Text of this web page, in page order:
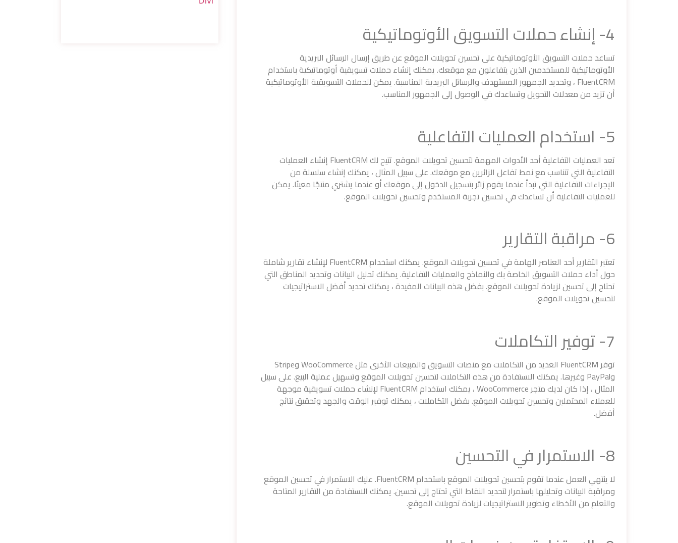
4- إنشاء حملات التسويق الأوتوماتيكية
تساعد حملات التسويق الأوتوماتيكية على تحسين تحويلات الموقع عن طريق إرسال الرسائل البريدية
الأوتوماتيكية للمستخدمين الذين يتفاعلون مع موقعك. يمكنك إنشاء حملات تسويقية أوتوماتيكية باستخدام
FluentCRM ، وتحديد الجمهور المستهدف والرسائل البريدية المناسبة. يمكن للحملات التسويقية الأوتوماتيكية
أن تزيد من معدلات التحويل وتساعدك في الوصول إلى الجمهور المناسب.
5- استخدام العمليات التفاعلية
تعد العمليات التفاعلية أحد الأدوات المهمة لتحسين تحويلات الموقع. تتيح لك FluentCRM إنشاء العمليات
التفاعلية التي تتناسب مع نمط تفاعل الزائرين مع موقعك. على سبيل المثال ، يمكنك إنشاء سلسلة من
الإجراءات التفاعلية التي تبدأ عندما يقوم زائر بتسجيل الدخول إلى موقعك أو عندما يشتري منتجًا معينًا. يمكن
للعمليات التفاعلية أن تساعدك في تحسين تجربة المستخدم وتحسين تحويلات الموقع.
6- مراقبة التقارير
تعتبر التقارير أحد العناصر الهامة في تحسين تحويلات الموقع. يمكنك استخدام FluentCRM لإنشاء تقارير شاملة
حول أداء حملات التسويق الخاصة بك والنماذج والعمليات التفاعلية. يمكنك تحليل البيانات وتحديد المناطق التي
تحتاج إلى تحسين لزيادة تحويلات الموقع. بفضل هذه البيانات المفيدة ، يمكنك تحديد أفضل الاستراتيجيات
لتحسين تحويلات الموقع.
7- توفير التكاملات
توفر FluentCRM العديد من التكاملات مع منصات التسويق والمبيعات الأخرى مثل WooCommerce وStripe
وPayPal وغيرها. يمكنك الاستفادة من هذه التكاملات لتحسين تحويلات الموقع وتسهيل عملية البيع. على سبيل
المثال ، إذا كان لديك متجر WooCommerce ، يمكنك استخدام FluentCRM لإنشاء حملات تسويقية موجهة
للعملاء المحتملين وتحسين تحويلات الموقع. بفضل التكاملات ، يمكنك توفير الوقت والجهد وتحقيق نتائج
أفضل.
8- الاستمرار في التحسين
لا ينتهي العمل عندما تقوم بتحسين تحويلات الموقع باستخدام FluentCRM. عليك الاستمرار في تحسين الموقع
ومراقبة البيانات وتحليلها باستمرار لتحديد النقاط التي تحتاج إلى تحسين. يمكنك الاستفادة من التقارير المتاحة
والتعلم من الأخطاء وتطوير الاستراتيجيات لزيادة تحويلات الموقع.